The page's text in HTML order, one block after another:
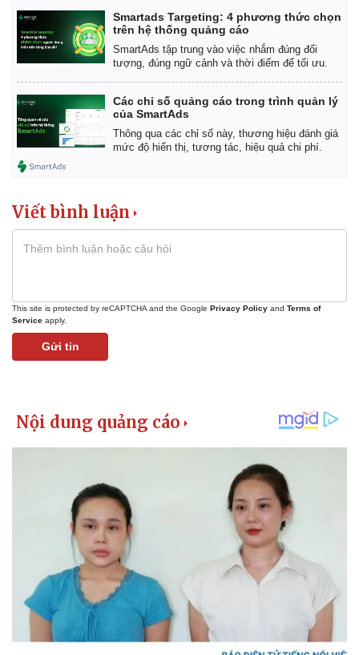
Hậu trường
Doanh nghiệp
Thông tin doanh nghiệp
Doanh nghiệp 24h
Công nghệ
Sành điệu
Tin Công nghệ
Smartads Targeting: 4 phương thức chọn
trên hệ thống quảng cáo
SmartAds tập trung vào việc nhắm đúng đối
tượng, đúng ngữ cảnh và thời điểm để tối ưu.
Các chỉ số quảng cáo trong trình quản lý
của SmartAds
Thông qua các chỉ số này, thương hiệu đánh giá
mức độ hiển thị, tương tác, hiệu quả chi phí.
Viết bình luận
This site is protected by reCAPTCHA and the Google Privacy Policy and Terms of
Service apply.
Gửi tin